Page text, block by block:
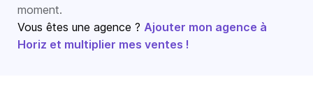
moment.
Vous êtes une agence ? Ajouter mon agence à
Horiz et multiplier mes ventes !